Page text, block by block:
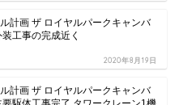
計画 ザ ロイヤルパークキャンバ
工事の完成近く
2020年8月19日
計画 ザ ロイヤルパークキャンバ